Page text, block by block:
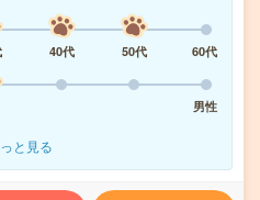
40代 50代
60代
男性
と見る